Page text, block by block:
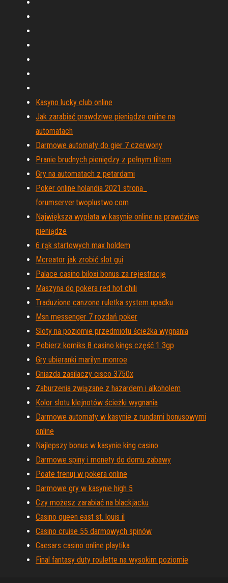
Kasyno lucky club online
Jak zarabiać prawdziwe pieniądze online na
automatach
Darmowe automaty do gier 7 czerwony
Pranie brudnych pieniędzy z pełnym tiltem
Gry na automatach z petardami
Poker online holandia 2021 strona_
forumserver.twoplustwo.com
Największa wypłata w kasynie online na prawdziwe
pieniądze
6 rąk startowych max holdem
Mcreator jak zrobić slot gui
Palace casino biloxi bonus za rejestrację
Maszyna do pokera red hot chili
Traduzione canzone ruletka system upadku
Msn messenger 7 rozdań poker
Sloty na poziomie przedmiotu ścieżka wygnania
Pobierz komiks 8 casino kings część 1 3gp
Gry ubieranki marilyn monroe
Gniazda zasilaczy cisco 3750x
Zaburzenia związane z hazardem i alkoholem
Kolor slotu klejnotów ścieżki wygnania
Darmowe automaty w kasynie z rundami bonusowymi
online
Najlepszy bonus w kasynie king casino
Darmowe spiny i monety do domu zabawy
Poate trenuj w pokera online
Darmowe gry w kasynie high 5
Czy możesz zarabiać na blackjacku
Casino queen east st. louis il
Casino cruise 55 darmowych spinów
Caesars casino online playtika
Final fantasy duty roulette na wysokim poziomie